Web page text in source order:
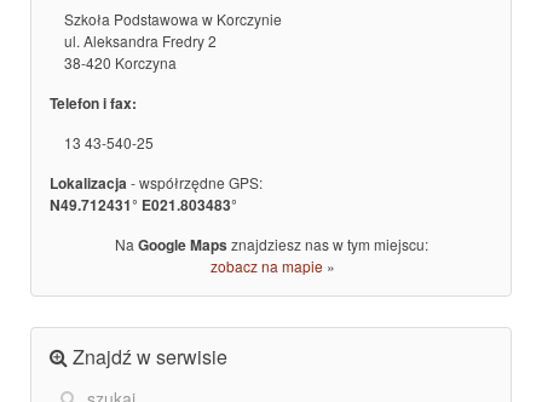
Szkoła Podstawowa w Korczynie
ul. Aleksandra Fredry 2
38-420 Korczyna
Telefon i fax:
13 43-540-25
Lokalizacja - współrzędne GPS:
N49.712431° E021.803483°
Na Google Maps znajdziesz nas w tym miejscu:
zobacz na mapie »
Znajdź w serwisie